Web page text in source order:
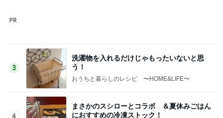
3
洗濯物を入れるだけじゃもったいないと思
う！
おうちと暮らしのレシピ 〜HOME&LIFE〜
4
まさかのスシローとコラボ ＆夏休みごはん
におすすめの冷凍ストック！